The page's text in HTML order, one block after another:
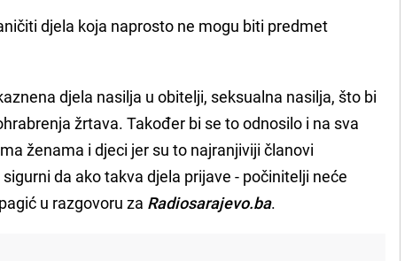
djela koja naprosto ne mogu biti predmet
djela nasilja u obitelji, seksualna nasilja, što bi
žrtava. Također bi se to odnosilo i na sva
ženama i djeci jer su to najranjiviji članovi
da ako takva djela prijave - počinitelji neće
u razgovoru za Radiosarajevo.ba.